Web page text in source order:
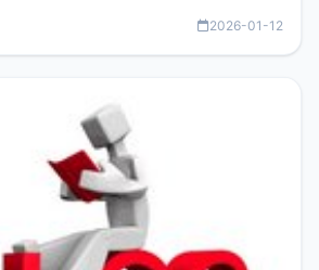
过得很充实，2026年不求突破，但求保
2026-01-12